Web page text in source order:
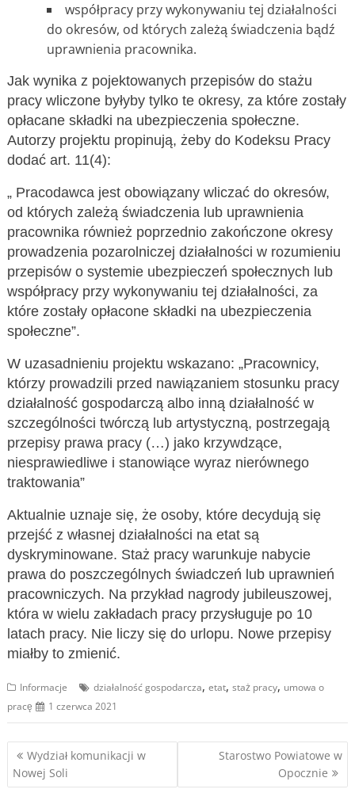
współpracy przy wykonywaniu tej działalności
do okresów, od których zależą świadczenia bądź
uprawnienia pracownika.
Jak wynika z pojektowanych przepisów do stażu
pracy wliczone byłyby tylko te okresy, za które zostały
opłacane składki na ubezpieczenia społeczne.
Autorzy projektu propinują, żeby do Kodeksu Pracy
dodać art. 11(4):
„ Pracodawca jest obowiązany wliczać do okresów,
od których zależą świadczenia lub uprawnienia
pracownika również poprzednio zakończone okresy
prowadzenia pozarolniczej działalności w rozumieniu
przepisów o systemie ubezpieczeń społecznych lub
współpracy przy wykonywaniu tej działalności, za
które zostały opłacone składki na ubezpieczenia
społeczne”.
W uzasadnieniu projektu wskazano: „Pracownicy,
którzy prowadzili przed nawiązaniem stosunku pracy
działalność gospodarczą albo inną działalność w
szczególności twórczą lub artystyczną, postrzegają
przepisy prawa pracy (…) jako krzywdzące,
niesprawiedliwe i stanowiące wyraz nierównego
traktowania”
Aktualnie uznaje się, że osoby, które decydują się
przejść z własnej działalności na etat są
dyskryminowane. Staż pracy warunkuje nabycie
prawa do poszczególnych świadczeń lub uprawnień
pracowniczych. Na przykład nagrody jubileuszowej,
która w wielu zakładach pracy przysługuje po 10
latach pracy. Nie liczy się do urlopu. Nowe przepisy
miałby to zmienić.
Informacje działalność gospodarcza,etat,staż pracy, umowa o
pracę
1 czerwca 2021
Nawigacja
wpisu
Wydział komunikacji w
Nowej Soli
Starostwo Powiatowe w
Opocznie